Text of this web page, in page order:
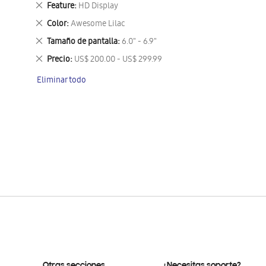
Feature HD Display
Eliminar
este
artículo
Color Awesome Lilac
Eliminar
este
artículo
Tamaño de pantalla 6.0" - 6.9"
Eliminar
este
artículo
Precio US$ 200.00 - US$ 299.99
Eliminar
artículo
Eliminar todo